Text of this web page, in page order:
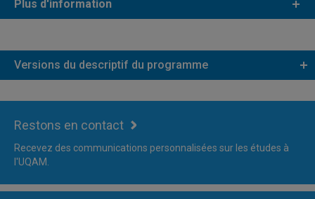
Plus d'information
Versions du descriptif du programme
Restons en contact
Recevez des communications personnalisées sur les études à
l'UQAM.